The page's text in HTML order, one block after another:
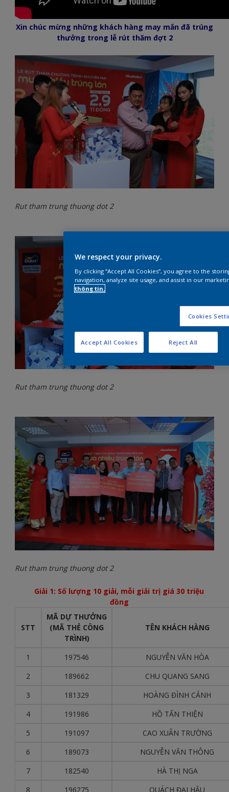
Xin chúc mừng những khách hàng may mắn đã trúng
thưởng trong lễ rút thăm đợt 2
Rut tham trung thuong dot 2
Rut tham trung thuong dot 2
Rut tham trung thuong dot 2
Giải 1: Số lượng 10 giải, mỗi giải trị giá 30 triệu
đồng
STT
MÃ DỰ THƯỞNG
(MÃ THẺ CÔNG
TRÌNH)
TÊN KHÁCH HÀNG
1 197546
NGUYỄN VĂN HÒA
2
189662
CHU QUANG SANG
3
181329
HOÀNG ĐÌNH CẢNH
4
191986
HỒ TẤN THIỆN
5
191097
CAO XUÂN TRƯỜNG
6
189073
NGUYỄN VĂN THÔNG
7
182540
HÀ THỊ NGA
8
196275
QUÁCH ĐẠI HẬU
We respect your privacy.
By clicking “Accept All Cookies”, you agree to the
navigation, analyze site usage, and assist in our
thông tin.
Cookies
Reject All
Accept All Cookies